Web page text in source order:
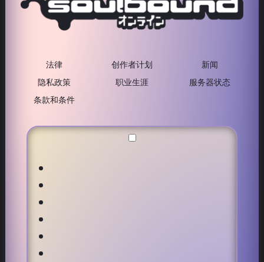
法律
隐私政策
条款和条件
创作者计划
职业生涯
新闻
服务器状态